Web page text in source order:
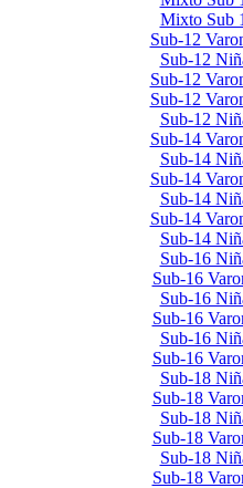
Mixto Sub
Sub-12
Sub-12
Sub-12
Sub-12
Sub-12
Sub-14
Sub-14
Sub-14
Sub-14
Sub-14
Sub-14
Sub-16
Sub-16
Sub-16
Sub-16
Sub-16
Sub-16
Sub-18
Sub-18
Sub-18
Sub-18
Sub-18
Sub-18